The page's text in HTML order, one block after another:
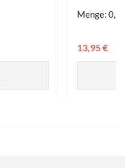
Menge:
13,95 €